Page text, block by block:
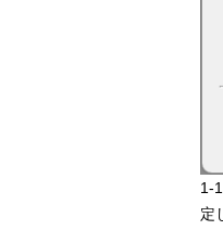
1-
定